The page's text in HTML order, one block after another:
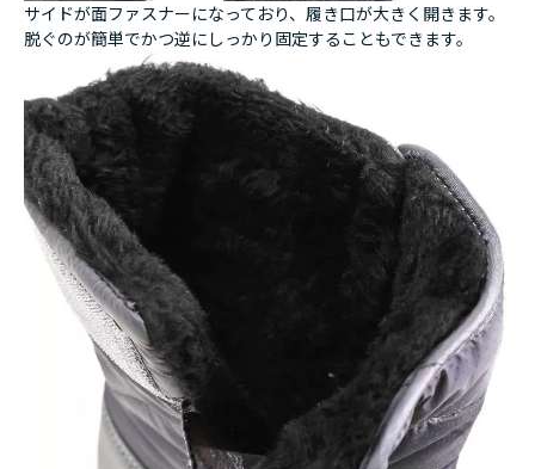
サイドが面ファスナーになっており、履き口が大きく開きます。
脱ぐのが簡単でかつ逆にしっかり固定することもできます。